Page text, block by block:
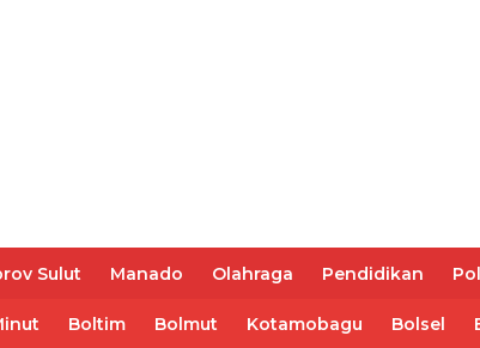
Sulut Manado Olahraga Pendidikan
Boltim Bolmut Kotamobagu Bolsel